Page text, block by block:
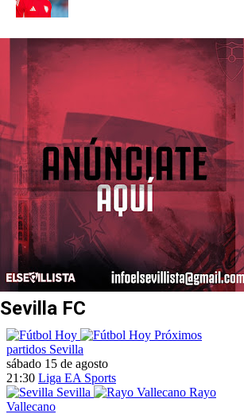
Sevilla FC